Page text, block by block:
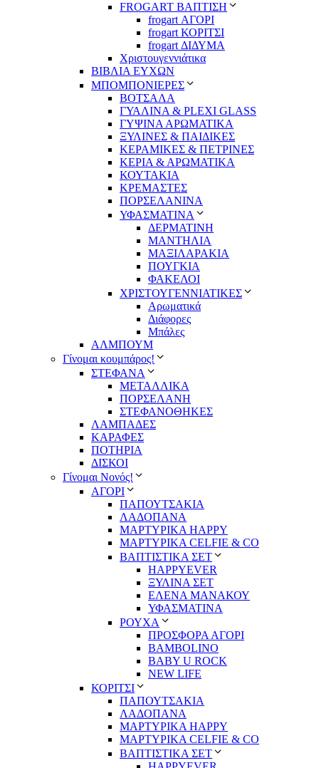
FROGART ΒΑΠΤΙΣΗ
frogart ΑΓΟΡΙ
frogart ΚΟΡΙΤΣΙ
frogart ΔΙΔΥΜΑ
Χριστουγεννιάτικα
ΒΙΒΛΙΑ ΕΥΧΩΝ
ΜΠΟΜΠΟΝΙΕΡΕΣ
ΒΟΤΣΑΛΑ
ΓΥΑΛΙΝΑ & PLEXI GLASS
ΓΥΨΙΝΑ ΑΡΩΜΑΤΙΚΑ
ΞΥΛΙΝΕΣ & ΠΑΙΔΙΚΕΣ
ΚΕΡΑΜΙΚΕΣ & ΠΕΤΡΙΝΕΣ
ΚΕΡΙΑ & ΑΡΩΜΑΤΙΚΑ
ΚΟΥΤΑΚΙΑ
ΚΡΕΜΑΣΤΕΣ
ΠΟΡΣΕΛΑΝΙΝΑ
ΥΦΑΣΜΑΤΙΝA
ΔΕΡΜΑΤΙΝΗ
ΜΑΝΤΗΛΙΑ
ΜΑΞΙΛΑΡΑΚΙΑ
ΠΟΥΓΚΙΑ
ΦΑΚΕΛΟΙ
ΧΡΙΣΤΟΥΓΕΝΝΙΑΤΙΚΕΣ
Αρωματικά
Διάφορες
Μπάλες
ΑΛΜΠΟΥΜ
Γίνομαι κουμπάρος!
ΣΤΕΦΑΝΑ
ΜΕΤΑΛΛΙΚΑ
ΠΟΡΣΕΛΑΝΗ
ΣΤΕΦΑΝΟΘΗΚΕΣ
ΛΑΜΠΑΔΕΣ
ΚΑΡΑΦΕΣ
ΠΟΤΗΡΙΑ
ΔΙΣΚΟΙ
Γίνομαι Νονός!
ΑΓΟΡΙ
ΠΑΠΟΥΤΣΑΚΙΑ
ΛΑΔΟΠΑΝΑ
ΜΑΡΤΥΡΙΚΑ HAPPY
ΜΑΡΤΥΡΙΚΑ CELFIE & CO
ΒΑΠΤΙΣΤΙΚΑ ΣΕΤ
HAPPYEVER
ΞΥΛΙΝΑ ΣΕΤ
ΕΛΕΝΑ ΜΑΝΑΚΟΥ
ΥΦΑΣΜΑΤΙΝΑ
ΡΟΥΧΑ
ΠΡΟΣΦΟΡΑ ΑΓΟΡΙ
BAMBOLINO
BABY U ROCK
NEW LIFE
ΚΟΡΙΤΣΙ
ΠΑΠΟΥΤΣΑΚΙΑ
ΛΑΔΟΠΑΝΑ
ΜΑΡΤΥΡΙΚΑ HAPPY
ΜΑΡΤΥΡΙΚΑ CELFIE & CO
ΒΑΠΤΙΣΤΙΚΑ ΣΕΤ